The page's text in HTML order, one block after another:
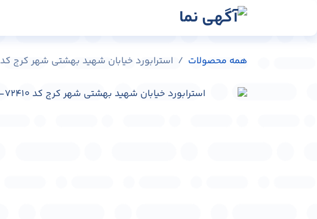
همه محصولات استرابورد خیابان شهید بهشتی شهر کرج کد ST-C0301-72410